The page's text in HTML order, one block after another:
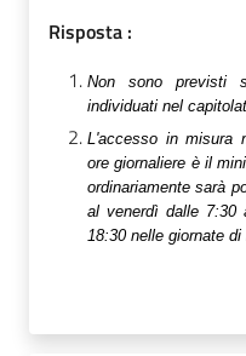
Risposta :
Non sono previsti
individuati nel
L'accesso in misura
ore giornaliere è il
ordinariamente sarà
al venerdì dalle 7:30
18:30 nelle giornate